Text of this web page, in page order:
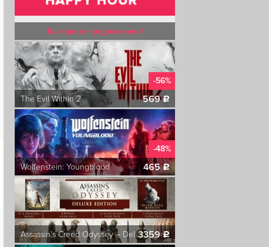
Выгодное предложение!
-56%
The Evil Within 2
569 c
-48%
Wolfenstein: Youngblood
465c
Assassin's Creed Odyssey – Deluxe Edition3359c